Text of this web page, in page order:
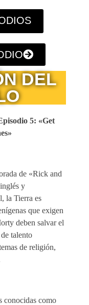
DEL
5: «Get
de «Rick and
y
la Tierra es
que exigen
deben salvar el
talento
de religión,
conocidas como